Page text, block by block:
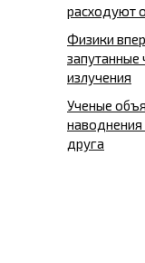
расходуют
Физики
запутанные
излучения
Ученые
наводнения
друга